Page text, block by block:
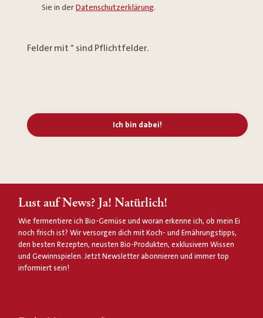
Sie in derDatenschutzerklärung.
Felder mit * sind Pflichtfelder.
Ich bin dabei!
Lust auf News? Ja! Natürlich!
Wie fermentiere ich Bio-Gemüse und woran erkenne ich, ob mein Ei
noch frisch ist? Wir versorgen dich mit Koch- und Ernährungstipps,
den besten Rezepten, neusten Bio-Produkten, exklusivem Wissen
und Gewinnspielen. Jetzt Newsletter abonnieren und immer top
informiert sein!